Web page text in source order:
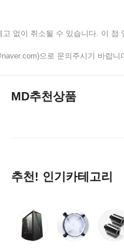
없이 취소될 수 있습니다. 이 점
으로 문의주시기 바랍니
MD추천상품
추천! 인기카테고리